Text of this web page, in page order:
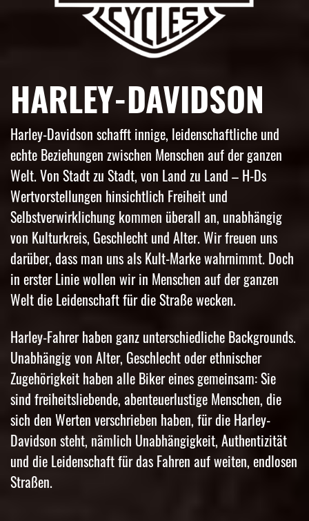
HARLEY-DAVIDSON
Harley-Davidson schafft innige, leidenschaftliche und
echte Beziehungen zwischen Menschen auf der ganzen
Welt. Von Stadt zu Stadt, von Land zu Land – H-Ds
Wertvorstellungen hinsichtlich Freiheit und
Selbstverwirklichung kommen überall an, unabhängig
von Kulturkreis, Geschlecht und Alter. Wir freuen uns
darüber, dass man uns als Kult-Marke wahrnimmt. Doch
in erster Linie wollen wir in Menschen auf der ganzen
Welt die Leidenschaft für die Straße wecken.
Harley-Fahrer haben ganz unterschiedliche Backgrounds.
Unabhängig von Alter, Geschlecht oder ethnischer
Zugehörigkeit haben alle Biker eines gemeinsam: Sie
sind freiheitsliebende, abenteuerlustige Menschen, die
sich den Werten verschrieben haben, für die Harley-
Davidson steht, nämlich Unabhängigkeit, Authentizität
und die Leidenschaft für das Fahren auf weiten, endlosen
Straßen.